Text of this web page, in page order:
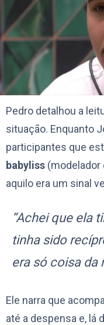
Pedro detalhou a
situação. Enquanto
participantes que
babyliss (modelador
aquilo era um sinal
“Achei que ela
tinha sido
era só coisa da
Ele narra que
até a despensa e, lá